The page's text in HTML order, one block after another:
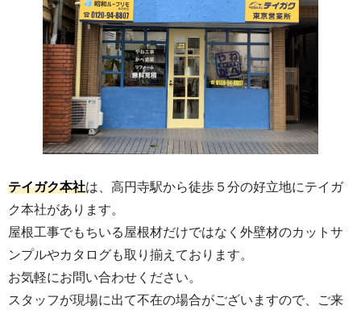
テイガク本社は、高円寺駅から徒歩５分の好立地にテイガ
ク本社があります。
屋根工事でもちいる屋根材だけではなく外壁材のカットサ
ンプルやカタログも取り揃えております。
お気軽にお問い合わせください。
スタッフが現場に出て不在の場合がございますので、ご来